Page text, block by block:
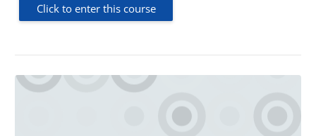
Click to enter this course